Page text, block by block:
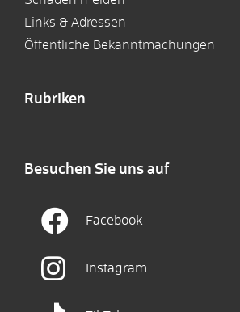
Links & Adressen
Öffentliche Bekanntmachungen
Rubriken
Besuchen Sie uns auf
Facebook
Instagram